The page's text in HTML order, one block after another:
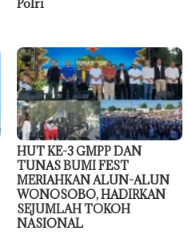
Polri
HUT KE-3 GMPP DAN
TUNAS BUMI FEST
MERIAHKAN ALUN-ALUN
WONOSOBO, HADIRKAN
SEJUMLAH TOKOH
NASIONAL